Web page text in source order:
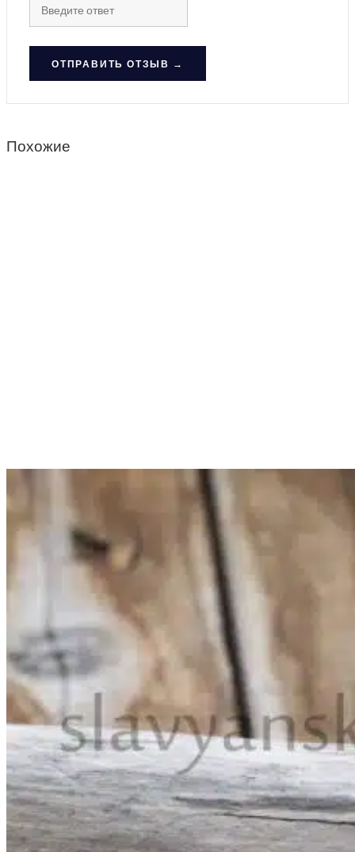
ОТПРАВИТЬ ОТЗЫВ →
Похожие